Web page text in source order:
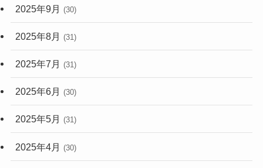
2025年9月 (30)
2025年8月 (31)
2025年7月 (31)
2025年6月 (30)
2025年5月 (31)
2025年4月 (30)